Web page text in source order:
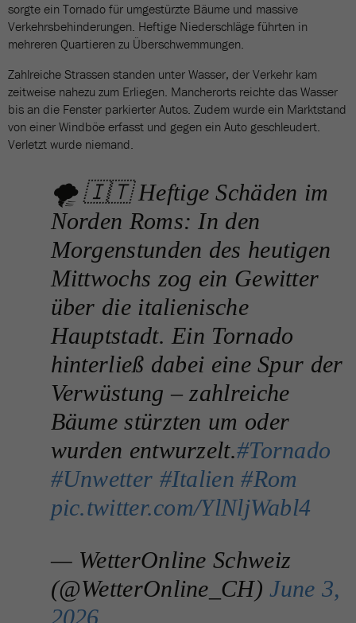
sorgte ein Tornado für umgestürzte Bäume und massive
Verkehrsbehinderungen. Heftige Niederschläge führten in
mehreren Quartieren zu Überschwemmungen.
Zahlreiche Strassen standen unter Wasser, der Verkehr kam
zeitweise nahezu zum Erliegen. Mancherorts reichte das Wasser
bis an die Fenster parkierter Autos. Zudem wurde ein Marktstand
von einer Windböe erfasst und gegen ein Auto geschleudert.
Verletzt wurde niemand.
🌪️ 🇮🇹 Heftige Schäden im
Norden Roms: In den
Morgenstunden des heutigen
Mittwochs zog ein Gewitter
über die italienische
Hauptstadt. Ein Tornado
hinterließ dabei eine Spur der
Verwüstung – zahlreiche
Bäume stürzten um oder
wurden entwurzelt.#Tornado
#Unwetter #Italien #Rom
pic.twitter.com/YlNljWabl4
— WetterOnline Schweiz
(@WetterOnline_CH)June 3,
2026